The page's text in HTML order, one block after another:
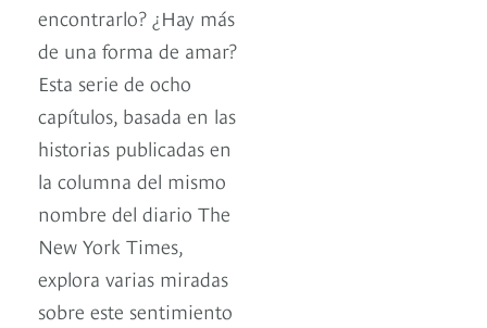
encontrarlo? ¿Hay más
de una forma de amar?
Esta serie de ocho
capítulos, basada en las
historias publicadas en
la columna del mismo
nombre del diario The
New York Times,
explora varias miradas
sobre este sentimiento